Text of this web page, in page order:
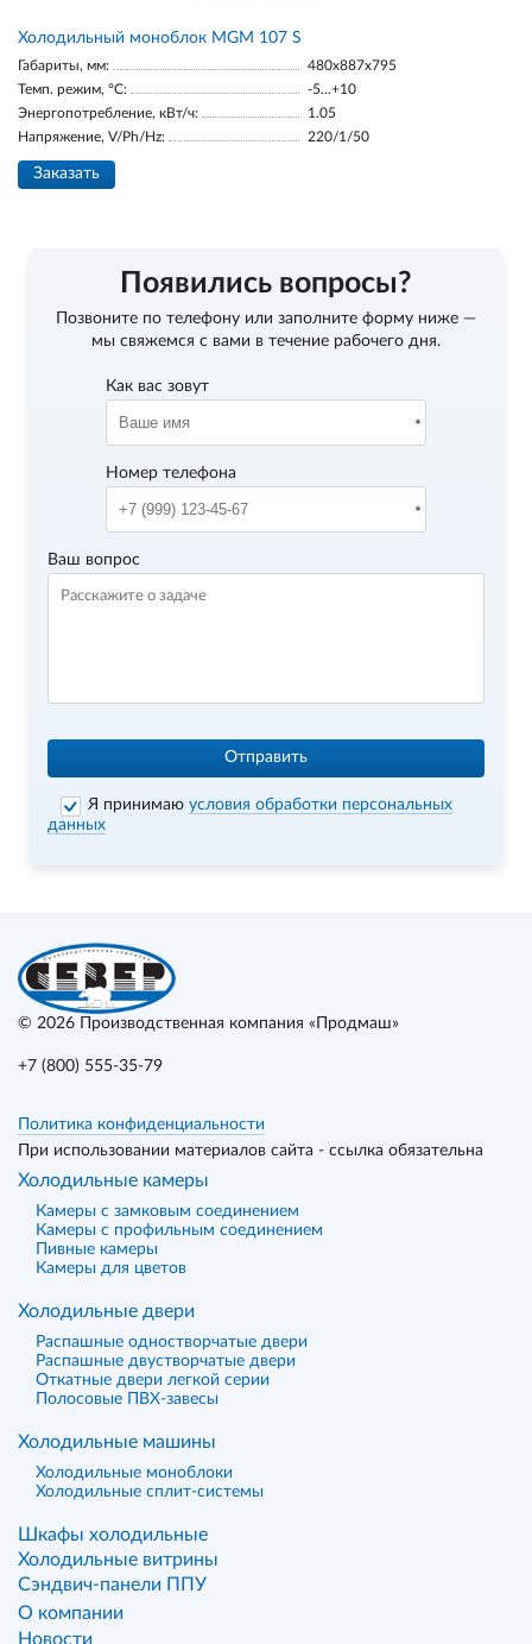
Холодильный моноблок MGM 107 S
Габариты, мм:
480x887x795
Темп. режим, °С:
-5...+10
Энергопотребление, кВт/ч:
1.05
Напряжение, V/Ph/Hz:
220/1/50
Заказать
Появились вопросы?
Позвоните по телефону или заполните форму ниже —
мы свяжемся с вами в течение рабочего дня.
Как вас зовут
Номер телефона
Ваш вопрос
Отправить
Я принимаюусловия обработки персональных
данных
© 2026 Производственная компания «Продмаш»
+7 (800) 555-35-79
Политика конфиденциальности
При использовании материалов сайта - ссылка обязательна
Холодильные камеры
Камеры с замковым соединением
Камеры с профильным соединением
Пивные камеры
Камеры для цветов
Холодильные двери
Распашные одностворчатые двери
Распашные двустворчатые двери
Откатные двери легкой серии
Полосовые ПВХ-завесы
Холодильные машины
Холодильные моноблоки
Холодильные сплит-системы
Шкафы холодильные
Холодильные витрины
Сэндвич-панели ППУ
О компании
Новости